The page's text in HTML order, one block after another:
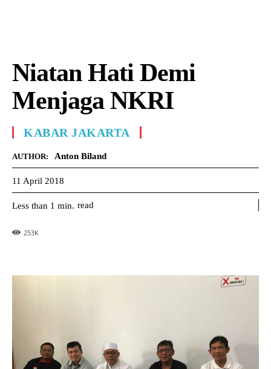
Niatan Hati Demi
Menjaga NKRI
KABAR JAKARTA
AUTHOR: Anton Biland
11 April 2018
Less than 1 min. read
253K